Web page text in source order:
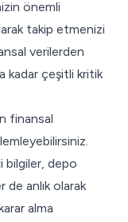
önemli
takip etmenizi
verilerden
kadar çeşitli kritik
finansal
bilgiler, depo
de anlık olarak
alma